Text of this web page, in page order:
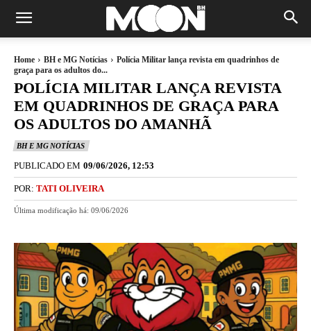
Home BH e MG Notícias
Polícia Militar lança revista em quadrinhos de
graça para os adultos do...
POLÍCIA MILITAR LANÇA REVISTA
EM QUADRINHOS DE GRAÇA PARA
OS ADULTOS DO AMANHÃ
BH E MG NOTÍCIAS
PUBLICADO EM 09/06/2026, 12:53
POR: TATI OLIVEIRA
Última modificação há: 09/06/2026